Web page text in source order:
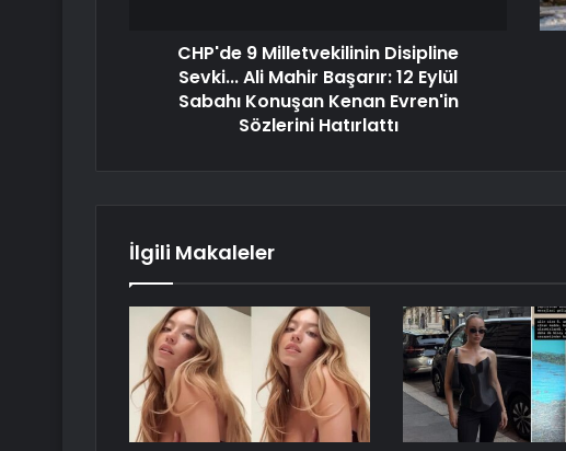
CHP'de 9 Milletvekilinin Disipline
Sevki... Ali Mahir Başarır: 12 Eylül
Sabahı Konuşan Kenan Evren'in
Sözlerini Hatırlattı
İlgili Makaleler